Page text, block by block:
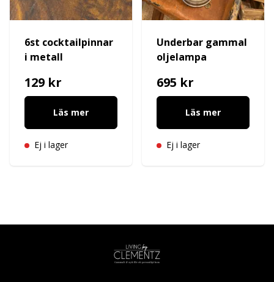
6st cocktailpinnar
i metall
129 kr
Läs mer
Ej i lager
Underbar gammal
oljelampa
695 kr
Läs mer
Ej i lager